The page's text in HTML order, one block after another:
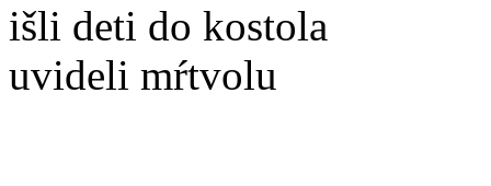
išli deti do kostola
uvideli mŕtvolu